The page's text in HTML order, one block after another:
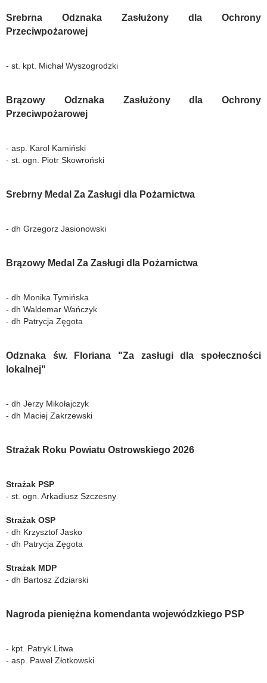
Srebrna Odznaka Zasłużony dla Ochrony
Przeciwpożarowej
- st. kpt. Michał Wyszogrodzki
Brązowy Odznaka Zasłużony dla Ochrony
Przeciwpożarowej
- asp. Karol Kamiński
- st. ogn. Piotr Skowroński
Srebrny Medal Za Zasługi dla Pożarnictwa
- dh Grzegorz Jasionowski
Brązowy Medal Za Zasługi dla Pożarnictwa
- dh Monika Tymińska
- dh Waldemar Wańczyk
- dh Patrycja Zęgota
Odznaka św. Floriana "Za zasługi dla społeczności
lokalnej"
- dh Jerzy Mikołajczyk
- dh Maciej Zakrzewski
Strażak Roku Powiatu Ostrowskiego 2026
Strażak PSP
- st. ogn. Arkadiusz Szczesny
Strażak OSP
- dh Krzysztof Jasko
- dh Patrycja Zęgota
Strażak MDP
- dh Bartosz Zdziarski
Nagroda pieniężna komendanta wojewódzkiego PSP
- kpt. Patryk Litwa
- asp. Paweł Złotkowski